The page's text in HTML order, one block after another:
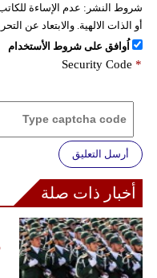
شروط النشر: عدم الإساءة
أو الذات الالهية. والابتعاد عن
اُوافق على شروط الأستخدام
Security Code *
أرسل التعليق
أخبار ذات صلة